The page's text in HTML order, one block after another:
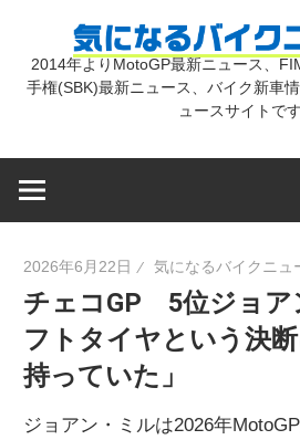
2014年よりMotoGP最新ニュース、
手権(SBK)最新ニュース、バイク新車
ュースサイトです
2026年6月22日 気になるバイクニュ
チェコGP 5位ジョア
フトタイヤという決
持っていた」
ジョアン・ミルは2026年